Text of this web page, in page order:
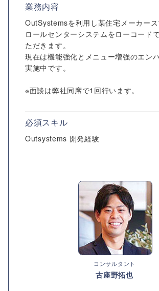
業務内容
OutSystemsを利用し某住宅メーカース
ロールセンターシステムをローコード
ただきます。
現在は機能強化とメニュー増強のエン
実施中です。
※面談は弊社同席で1回行います。
必須スキル
Outsystems 開発経験
コンサルタント
古座野拓也